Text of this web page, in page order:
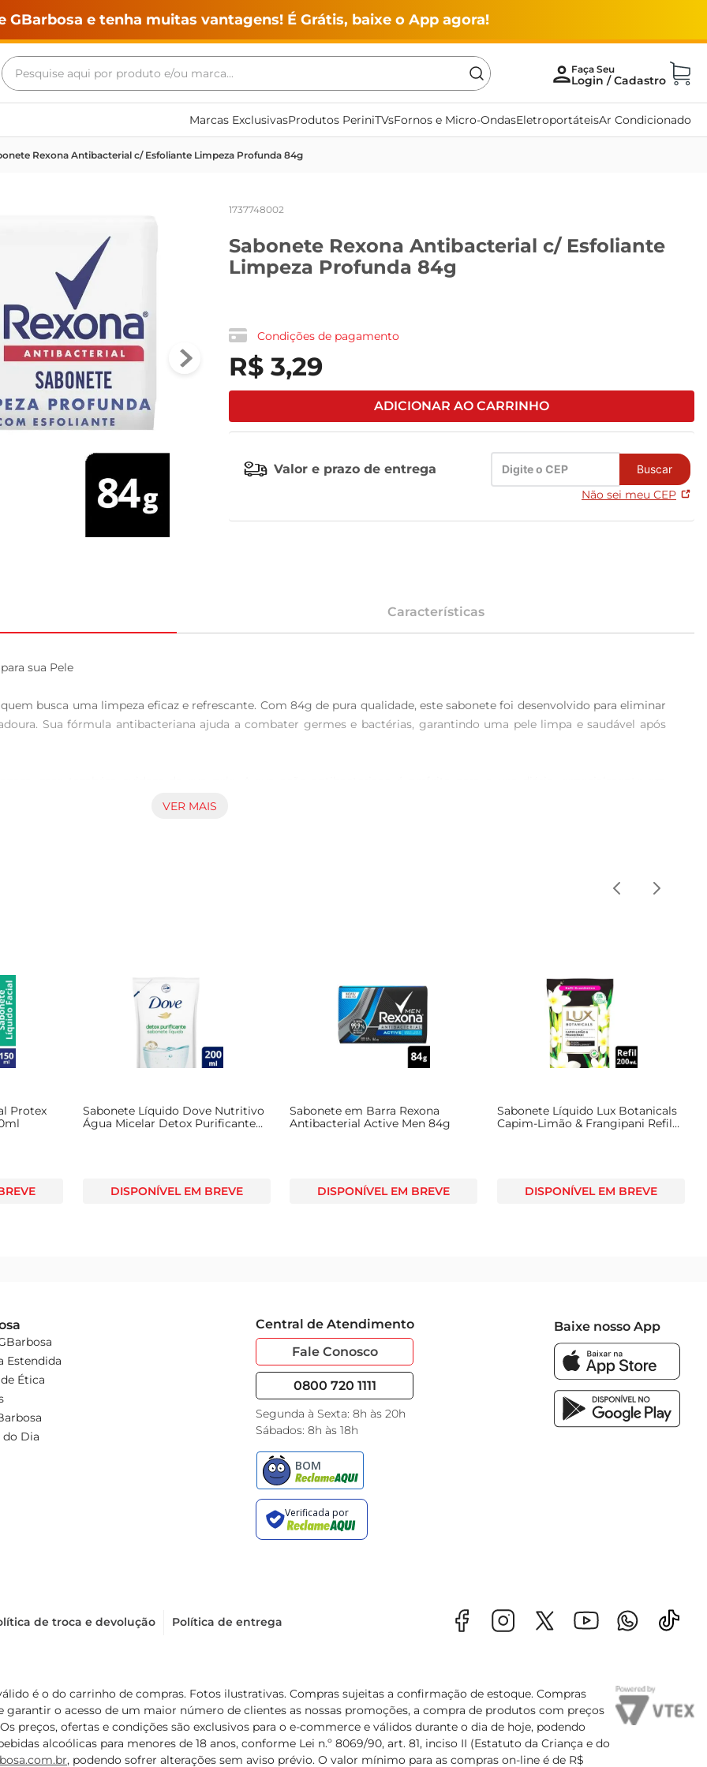
GBarbosa e tenha muitas vantagens! É Grátis, baixe o App agora!
Pesquise aqui por produto e/ou marca...
Marcas ExclusivasProdutos PeriniTVsFornos e Micro-OndasEletroportáteisAr Condicionado
Rexona Antibacterial c/ Esfoliante Limpeza Profunda 84g
1737748002
Sabonete Rexona Antibacterial c/ Esfoliante
Limpeza Profunda 84g
Condições de pagamento
R$ 3,29
ADICIONAR AO CARRINHO
Valor e prazo de entrega Buscar
Não sei meu CEP
Características
sua Pele
busca uma limpeza eficaz e refrescante. Com 84g de pura qualidade, este sabonete foi desenvolvido para eliminar
Sua fórmula antibacteriana ajuda a combater germes e bactérias, garantindo uma pele limpa e saudável após
suave deixa uma sensação agradável, tornando o banho uma experiência revigorante.
prática de 84g, ideal para uso em casa ou para levar em viagens. Sua textura cremosa e fácil de enxaguargarante
VER MAIS
Protex
Sabonete Líquido Dove Nutritivo
Água Micelar Detox Purificante
DISPONÍVEL EM BREVE
Sabonete em Barra Rexona
Antibacterial Active Men 84g
DISPONÍVEL EM BREVE
Sabonete Líquido Lux Botanicals
Capim-Limão & Frangipani Refil
DISPONÍVEL EM BREVE
Estendida
Ética
do Dia
Central de Atendimento
Fale Conosco
0800 720 1111
Segunda à Sexta: 8h às 20h
Sábados: 8h às 18h
Baixe nosso App
de troca e devolução Política de entrega
é o do carrinho de compras. Fotos ilustrativas. Compras sujeitas a confirmação de estoque. Compras
garantir o acesso de um maior número de clientes as nossas promoções, a compra de produtos com preços
preços, ofertas e condições são exclusivos para o e-commerce e válidos durante o dia de hoje, podendo
alcoólicas para menores de 18 anos, conforme Lei n.º 8069/90, art. 81, inciso II (Estatuto da Criança e do
, podendo sofrer alterações sem aviso prévio. O valor mínimo para as compras on-line é de R$
Termos mais buscados
maquina lavar
frango
leite
tv
leite pó